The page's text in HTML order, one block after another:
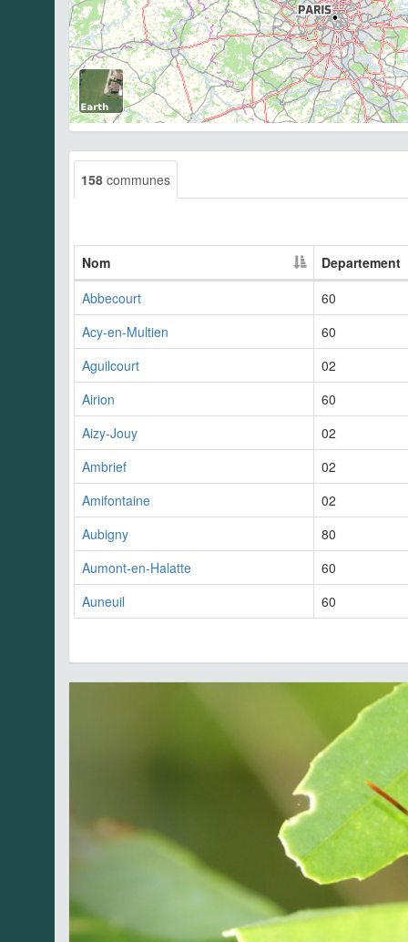
158 communes
Nom
Departement
Abbecourt
60
Acy-en-Multien
60
Aguilcourt
02
Airion
60
Aizy-Jouy
02
Ambrief
02
Amifontaine
02
Aubigny
80
Aumont-en-Halatte
60
Auneuil
60